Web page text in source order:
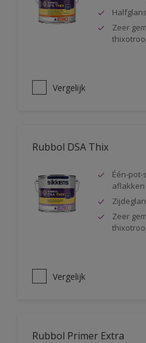
Halfglans
Zeer
Vergelijk
Rubbol DSA Thix
Één-
Zeer
Vergelijk
Rubbol Primer Extra